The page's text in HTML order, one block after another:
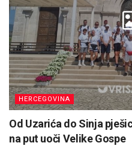
HERCEGOVINA
Od Uzarića do Sinja
na put uoči Velike Gospe